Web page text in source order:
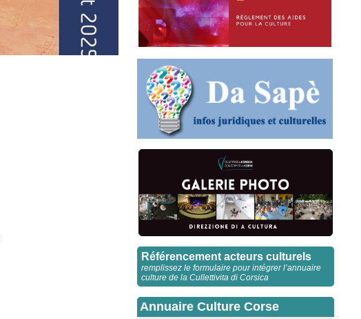
Référencement acteurs culturels
remplissez le formulaire pour intégrer l’annuaire
culture de la Cullettivita di Corsica
Annuaire Culture Corse